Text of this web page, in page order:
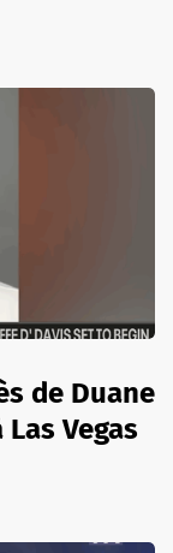
de Duane
Vegas